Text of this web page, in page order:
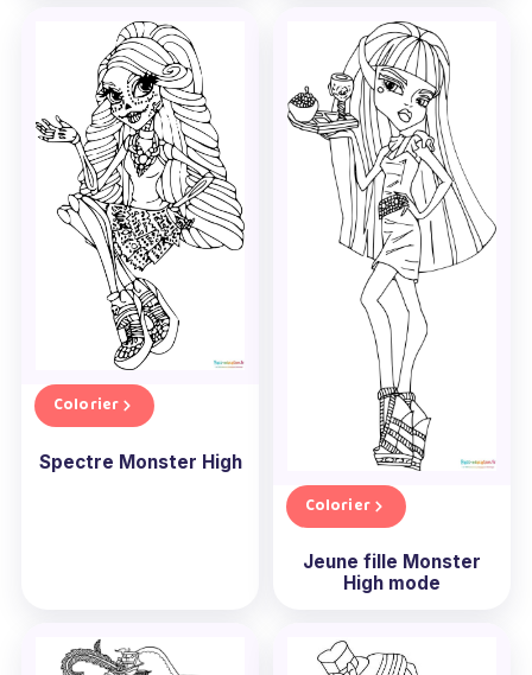
Colorier
Spectre Monster High
Colorier
Jeune fille Monster
High mode